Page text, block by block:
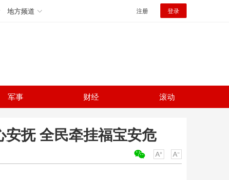
地方频道 注册 登录
军事 财经 滚动
抚 全民牵挂福宝安危